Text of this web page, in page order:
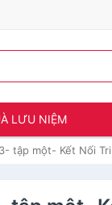
LƯU NIỆM
tập một- Kết Nối